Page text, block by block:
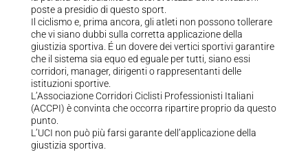
poste a presidio di questo sport.
Il ciclismo e, prima ancora, gli atleti non possono tollerare
che vi siano dubbi sulla corretta applicazione della
giustizia sportiva. É un dovere dei vertici sportivi garantire
che il sistema sia equo ed eguale per tutti, siano essi
corridori, manager, dirigenti o rappresentanti delle
istituzioni sportive.
L’Associazione Corridori Ciclisti Professionisti Italiani
(ACCPI) è convinta che occorra ripartire proprio da questo
punto.
L’UCI non può più farsi garante dell’applicazione della
giustizia sportiva.